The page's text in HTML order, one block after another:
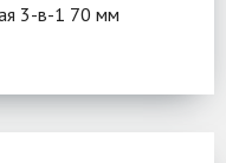
3-в-1 70 мм